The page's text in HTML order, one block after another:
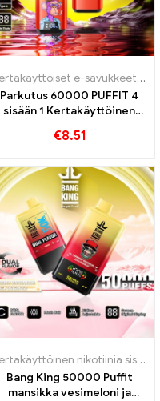
,Kertakäyttöiset e-
Kertakäyttöiset e-savukkeet
,
Parkutus 60000 PUFFIT 4
sisään 1 Kertakäyttöinen
€8.51
,Kertakäyttöiset
Kertakäyttöinen nikotiinia sisältävä sähkötupakka
Bang King 50000 Puffit
mansikka vesimeloni ja